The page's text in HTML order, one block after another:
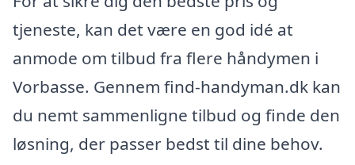
tjeneste, kan det være en god idé at
anmode om tilbud fra flere håndymen i
Vorbasse. Gennem find-handyman.dk kan
du nemt sammenligne tilbud og finde den
løsning, der passer bedst til dine behov.